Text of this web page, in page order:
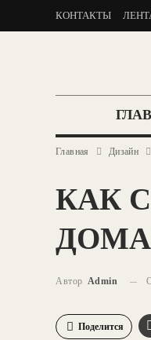
КОНТАКТЫ
Главная Дизайн
КАК
Автор Admin
Поделится